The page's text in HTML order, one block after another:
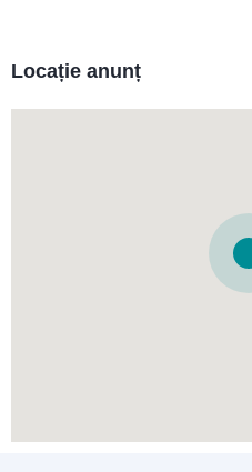
Locație anunț